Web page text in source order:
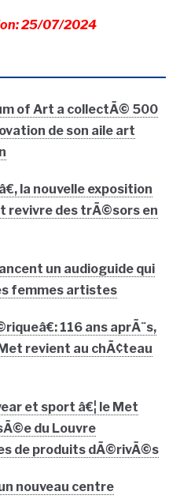
25/07/2024
of Art a collectÃ© 500
de son aile art
la nouvelle exposition
revivre des trÃ©sors en
un audioguide qui
femmes artistes
116 ans aprÃ¨s,
revient au chÃ¢teau
et sport â€¦ le Met
du Louvre
de produits dÃ©rivÃ©s
nouveau centre